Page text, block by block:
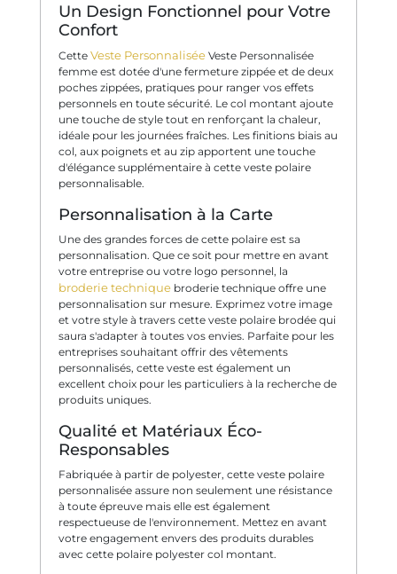
Un Design Fonctionnel pour Votre
Confort
Cette Veste Personnalisée Veste Personnalisée
femme est dotée d'une fermeture zippée et de deux
poches zippées, pratiques pour ranger vos effets
personnels en toute sécurité. Le col montant ajoute
une touche de style tout en renforçant la chaleur,
idéale pour les journées fraîches. Les finitions biais au
col, aux poignets et au zip apportent une touche
d'élégance supplémentaire à cette veste polaire
personnalisable.
Personnalisation à la Carte
Une des grandes forces de cette polaire est sa
personnalisation. Que ce soit pour mettre en avant
votre entreprise ou votre logo personnel, la
broderie technique broderie technique offre une
personnalisation sur mesure. Exprimez votre image
et votre style à travers cette veste polaire brodée qui
saura s'adapter à toutes vos envies. Parfaite pour les
entreprises souhaitant offrir des vêtements
personnalisés, cette veste est également un
excellent choix pour les particuliers à la recherche de
produits uniques.
Qualité et Matériaux Éco-
Responsables
Fabriquée à partir de polyester, cette veste polaire
personnalisée assure non seulement une résistance
à toute épreuve mais elle est également
respectueuse de l'environnement. Mettez en avant
votre engagement envers des produits durables
avec cette polaire polyester col montant.